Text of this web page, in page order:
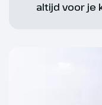
We
altijd voor je